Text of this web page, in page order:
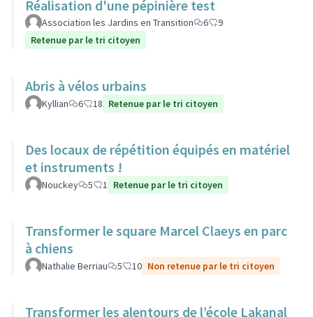
Réalisation d'une pépinière test
Association les Jardins en Transition 6
9
Retenue par le tri citoyen
Abris à vélos urbains
Kyllian 6 18 Retenue par le tri citoyen
Des locaux de répétition équipés en matériel
et instruments !
Nouckey 5 1 Retenue par le tri citoyen
Transformer le square Marcel Claeys en parc
à chiens
Nathalie Berriau 5 10 Non retenue par le tri citoyen
Transformer les alentours de l’école Lakanal